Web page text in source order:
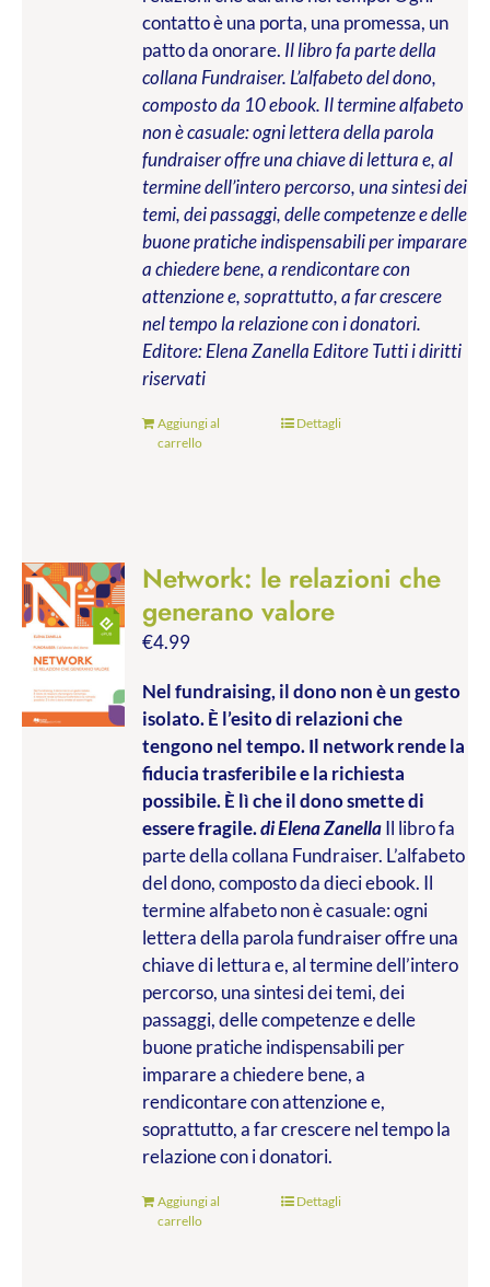
contatto è una porta, una promessa, un
patto da onorare. Il libro fa parte della
collana Fundraiser. L’alfabeto del dono,
composto da 10 ebook. Il termine alfabeto
non è casuale: ogni lettera della parola
fundraiser offre una chiave di lettura e, al
termine dell’intero percorso, una sintesi dei
temi, dei passaggi, delle competenze e delle
buone pratiche indispensabili per imparare
a chiedere bene, a rendicontare con
attenzione e, soprattutto, a far crescere
nel tempo la relazione con i donatori.
Editore: Elena Zanella EditoreTutti i diritti
riservati
Aggiungi al
carrello
Dettagli
Network: le relazioni che
generano valore
€4.99
Nel fundraising, il dono non è un gesto
isolato. È l’esito di relazioni che
tengono nel tempo. Il network rende la
fiducia trasferibile e la richiesta
possibile. È lì che il dono smette di
essere fragile.di Elena ZanellaIl libro fa
parte della collana Fundraiser. L’alfabeto
del dono, composto da dieci ebook. Il
termine alfabeto non è casuale: ogni
lettera della parola fundraiser offre una
chiave di lettura e, al termine dell’intero
percorso, una sintesi dei temi, dei
passaggi, delle competenze e delle
buone pratiche indispensabili per
imparare a chiedere bene, a
rendicontare con attenzione e,
soprattutto, a far crescere nel tempo la
relazione con i donatori.
Aggiungi al
carrello
Dettagli